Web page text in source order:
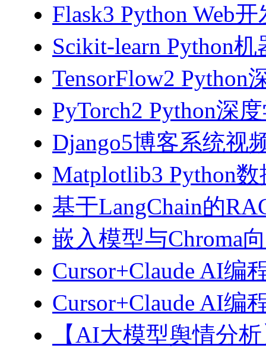
Flask3 Python Web
Scikit-learn Python
TensorFlow2 Python
PyTorch2 Python深
Django5博客系统视
Matplotlib3 Python
基于LangChain的
嵌入模型与Chroma
Cursor+Claude AI编
Cursor+Claude AI编
【AI大模型舆情分